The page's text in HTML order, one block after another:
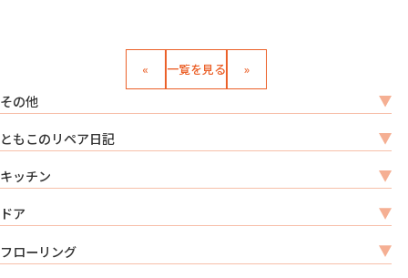
« 一覧を見る »
その他
ともこのリペア日記
キッチン
ドア
フローリング